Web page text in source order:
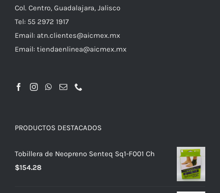
Col. Centro, Guadalajara, Jalisco
Tel: 55 2972 1917
Email: atn.clientes@aicmex.mx
Email: tiendaenlinea@aicmex.mx
PRODUCTOS DESTACADOS
Tobillera de Neopreno Senteq Sq1-F001 Ch
$154.28